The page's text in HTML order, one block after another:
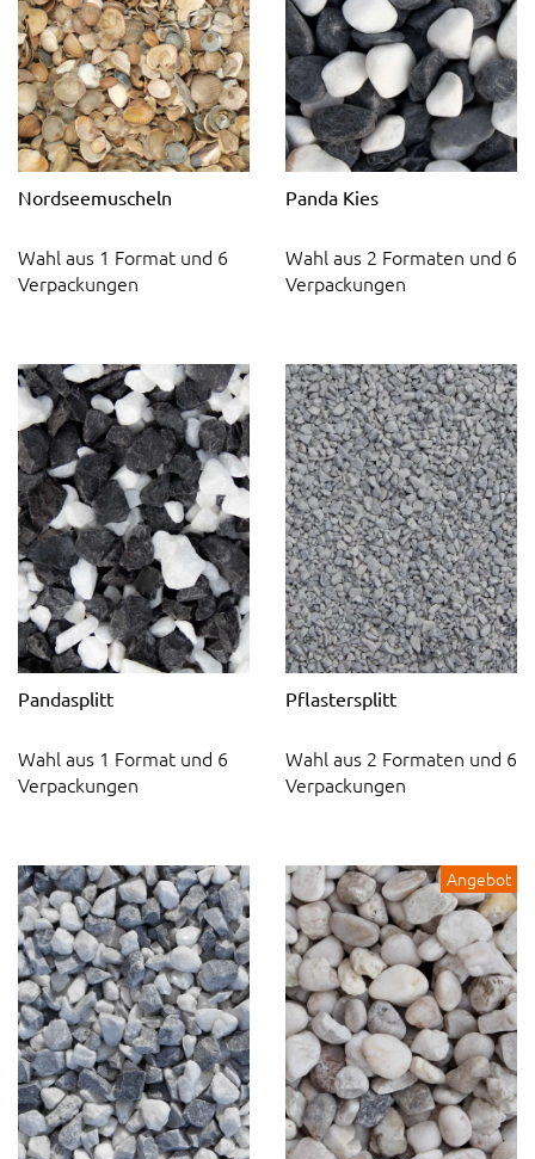
Nordseemuscheln
Wahl aus 1 Format und 6
Verpackungen
Panda Kies
Wahl aus 2 Formaten und 6
Verpackungen
Pandasplitt
Wahl aus 1 Format und 6
Verpackungen
Pflastersplitt
Wahl aus 2 Formaten und 6
Verpackungen
Angebot